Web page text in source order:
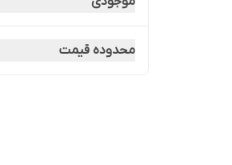
محدوده قیمت